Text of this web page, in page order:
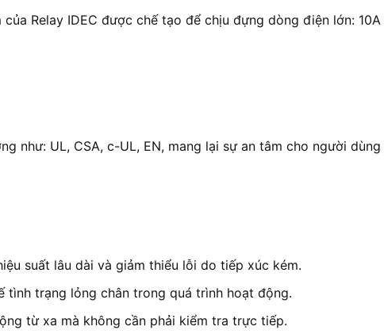
Relay IDEC được chế tạo để chịu đựng dòng điện lớn: 10A
như: UL, CSA, c-UL, EN, mang lại sự an tâm cho người
suất lâu dài và giảm thiểu lỗi do tiếp xúc kém.
tình trạng lỏng chân trong quá trình hoạt động.
từ xa mà không cần phải kiểm tra trực tiếp.